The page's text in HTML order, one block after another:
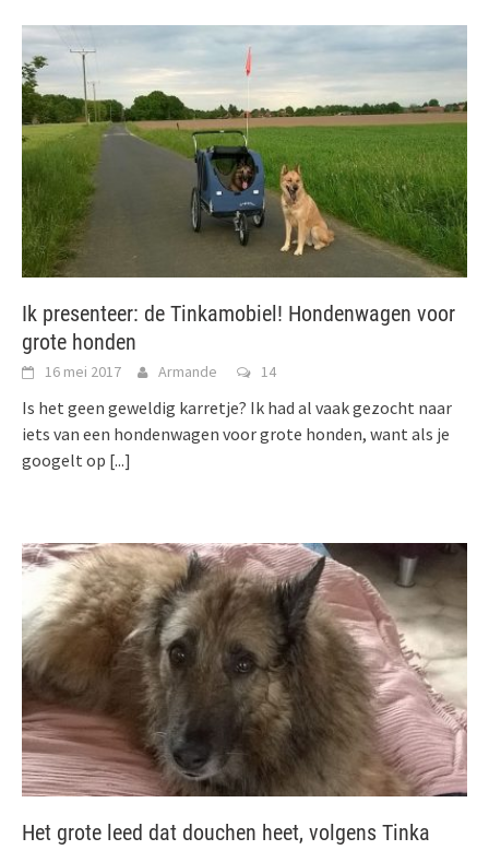
Ik presenteer: de Tinkamobiel! Hondenwagen voor
grote honden
16 mei 2017 Armande 14
Is het geen geweldig karretje? Ik had al vaak gezocht naar
iets van een hondenwagen voor grote honden, want als je
googelt op [...]
Het grote leed dat douchen heet, volgens Tinka